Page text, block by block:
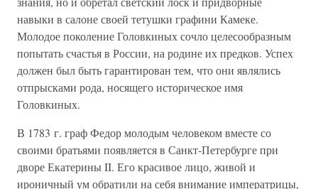
навыки в салоне своей тетушки графини Камеке.
Молодое поколение Головкиных сочло целесообразным
попытать счастья в России, на родине их предков. Успех
должен был быть гарантирован тем, что они являлись
отпрысками рода, носящего историческое имя
Головкиных.
В 1783 г. граф Федор молодым человеком вместе со
своими братьями появляется в Санкт-Петербурге при
дворе Екатерины II. Его красивое лицо, живой и
ироничный ум обратили на себя внимание императрицы,